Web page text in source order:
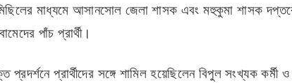
মাধ্যমে আসানসোল জেলা শাসক এবং মহুকুমা শাসক
পাঁচ প্রার্থী।
প্রদর্শনে প্রার্থীদের সঙ্গে শামিল হয়েছিলেন বিপুল সংখ্যক কর্মী ও